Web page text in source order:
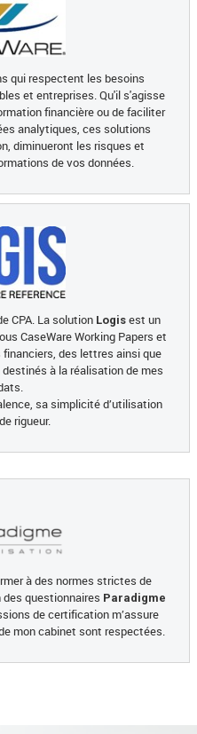
qui respectent les besoins
et entreprises. Qu'il s'agisse
financière ou de faciliter
analytiques, ces solutions
diminueront les risques et
de vos données.
CPA. La solution Logis est un
CaseWare Working Papers et
des lettres ainsi que
à la réalisation de mes
sa simplicité d’utilisation
rigueur.
à des normes strictes de
des questionnaires Paradigme
de certification m’assure
mon cabinet sont respectées.